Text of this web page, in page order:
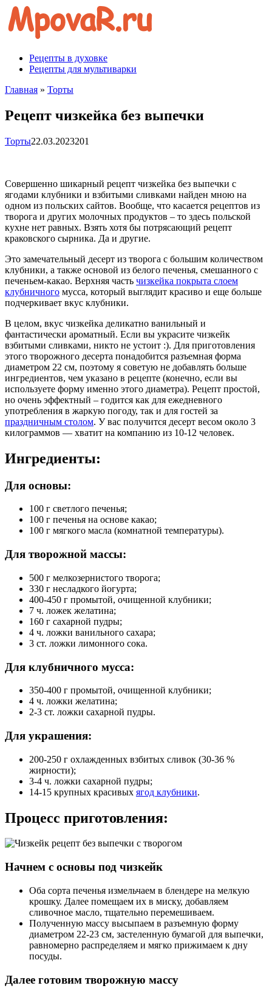
Перейти
контенту
Рецепты в духовке
Рецепты для мультиварки
Главная » Торты
Рецепт чизкейка без выпечки
Торты22.03.2023201
Совершенно шикарный рецепт чизкейка без выпечки с
ягодами клубники и взбитыми сливками найден мною на
одном из польских сайтов. Вообще, что касается рецептов из
творога и других молочных продуктов – то здесь польской
кухне нет равных. Взять хотя бы потрясающий рецепт
краковского сырника. Да и другие.
Это замечательный десерт из творога с большим количеством
клубники, а также основой из белого печенья, смешанного с
печеньем-какао. Верхняя часть чизкейка покрыта слоем
клубничного мусса, который выглядит красиво и еще больше
подчеркивает вкус клубники.
В целом, вкус чизкейка деликатно ванильный и
фантастически ароматный. Если вы украсите чизкейк
взбитыми сливками, никто не устоит :). Для приготовления
этого творожного десерта понадобится разъемная форма
диаметром 22 см, поэтому я советую не добавлять больше
ингредиентов, чем указано в рецепте (конечно, если вы
используете форму именно этого диаметра). Рецепт простой,
но очень эффектный – годится как для ежедневного
употребления в жаркую погоду, так и для гостей за
праздничным столом. У вас получится десерт весом около 3
килограммов — хватит на компанию из 10-12 человек.
Ингредиенты:
Для основы:
100 г светлого печенья;
100 г печенья на основе какао;
100 г мягкого масла (комнатной температуры).
Для творожной массы:
500 г мелкозернистого творога;
330 г несладкого йогурта;
400-450 г промытой, очищенной клубники;
7 ч. ложек желатина;
160 г сахарной пудры;
4 ч. ложки ванильного сахара;
3 ст. ложки лимонного сока.
Для клубничного мусса:
350-400 г промытой, очищенной клубники;
4 ч. ложки желатина;
2-3 ст. ложки сахарной пудры.
Для украшения:
200-250 г охлажденных взбитых сливок (30-36 %
жирности);
3-4 ч. ложки сахарной пудры;
14-15 крупных красивых ягод клубники.
Процесс приготовления:
Начнем с основы под чизкейк
Оба сорта печенья измельчаем в блендере на мелкую
крошку. Далее помещаем их в миску, добавляем
сливочное масло, тщательно перемешиваем.
Полученную массу высыпаем в разъемную форму
диаметром 22-23 см, застеленную бумагой для выпечки,
равномерно распределяем и мягко прижимаем к дну
посуды.
Далее готовим творожную массу